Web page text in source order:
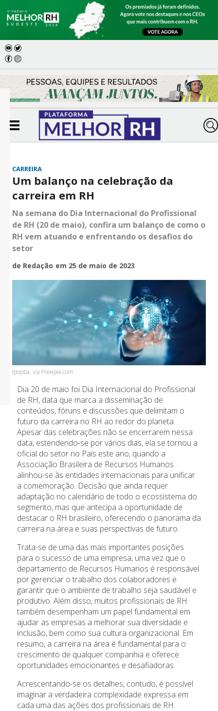
CARREIRA
Um balanço na celebração da
carreira em RH
Na semana do Dia Internacional do Profissional
de RH (20 de maio), confira um balanço de como o
RH vem atuando e enfrentando os desafios do
setor
de Redação em 25 de maio de 2023
Ipopba, via Freepik.com
Dia 20 de maio foi Dia Internacional do Profissional
de RH, data que marca a disseminação de
conteúdos, fóruns e discussões que delimitam o
futuro da carreira no RH ao redor do planeta.
Apesar das celebrações não se encerrarem nessa
data, estendendo-se por vários dias, ela se tornou a
oficial do setor no País este ano, quando a
Associação Brasileira de Recursos Humanos
alinhou-se às entidades internacionais para unificar
a comemoração. Decisão que ainda requer
adaptação no calendário de todo o ecossistema do
segmento, mas que antecipa a oportunidade de
destacar o RH brasileiro, oferecendo o panorama da
carreira na área e suas perspectivas de futuro.
Trata-se de uma das mais importantes posições
para o sucesso de uma empresa, uma vez que o
departamento de Recursos Humanos é responsável
por gerenciar o trabalho dos colaboradores e
garantir que o ambiente de trabalho seja saudável e
produtivo. Além disso, muitos profissionais de RH
também desempenham um papel fundamental em
ajudar as empresas a melhorar sua diversidade e
inclusão, bem como sua cultura organizacional. Em
resumo, a carreira na área é fundamental para o
crescimento de qualquer companhia e oferece
oportunidades emocionantes e desafiadoras.
Acrescentando-se os detalhes, contudo, é possível
imaginar a verdadeira complexidade expressa em
cada uma das ações dos profissionais de RH.